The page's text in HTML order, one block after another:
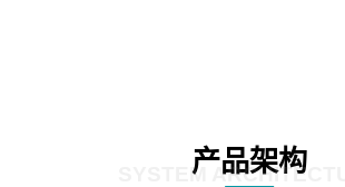
产品架构
SYSTEM